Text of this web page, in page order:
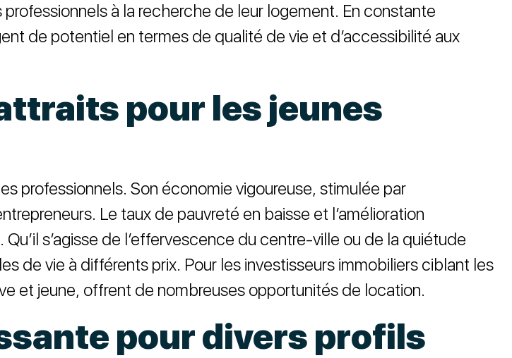
à la recherche de leur logement. En constante
de potentiel en termes de qualité de vie et d’accessibilité aux
pour les jeunes
professionnels. Son économie vigoureuse, stimulée par
Le taux de pauvreté en baisse et l’amélioration
s’agisse de l’effervescence du centre-ville ou de la quiétude
de vie à différents prix. Pour les investisseurs immobiliers ciblant les
et jeune, offrent de nombreuses opportunités de location.
pour divers profils